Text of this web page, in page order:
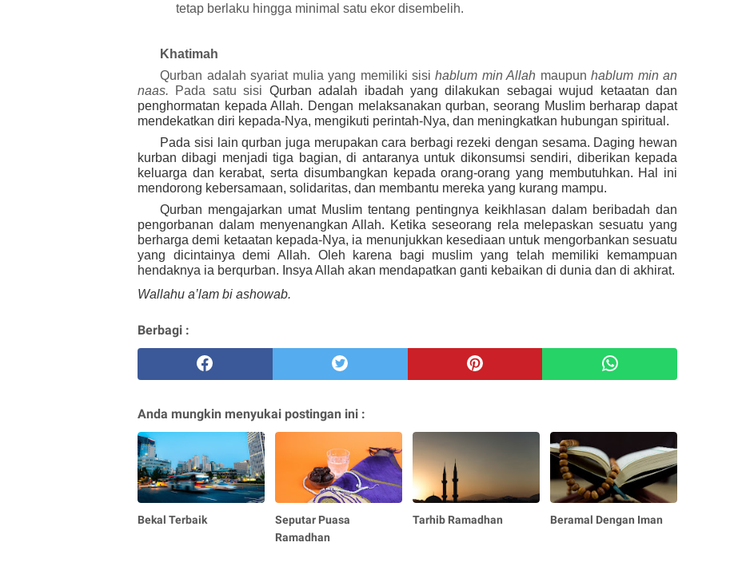
tetap berlaku hingga minimal satu ekor disembelih.
Khatimah
Qurban adalah syariat mulia yang memiliki sisihablum min Allah maupunhablum min an
naas. Pada satu sisi Qurban adalah ibadah yang dilakukan sebagai wujud ketaatan dan
penghormatan kepada Allah. Dengan melaksanakan qurban, seorang Muslim berharap dapat
mendekatkan diri kepada-Nya, mengikuti perintah-Nya, dan meningkatkan hubungan spiritual.
Pada sisi lain qurban juga merupakan cara berbagi rezeki dengan sesama. Daging hewan
kurban dibagi menjadi tiga bagian, di antaranya untuk dikonsumsi sendiri, diberikan kepada
keluarga dan kerabat, serta disumbangkan kepada orang-orang yang membutuhkan. Hal ini
mendorong kebersamaan, solidaritas, dan membantu mereka yang kurang mampu.
Qurban mengajarkan umat Muslim tentang pentingnya keikhlasan dalam beribadah dan
pengorbanan dalam menyenangkan Allah. Ketika seseorang rela melepaskan sesuatu yang
berharga demi ketaatan kepada-Nya, ia menunjukkan kesediaan untuk mengorbankan sesuatu
yang dicintainya demi Allah. Oleh karena bagi muslim yang telah memiliki kemampuan
hendaknya ia berqurban. Insya Allah akan mendapatkan ganti kebaikan di dunia dan di akhirat.
Wallahu a’lam bi ashowab.
Berbagi :
Anda mungkin menyukai postingan ini :
Bekal Terbaik
Seputar Puasa
Ramadhan
Tarhib Ramadhan Beramal Dengan Iman